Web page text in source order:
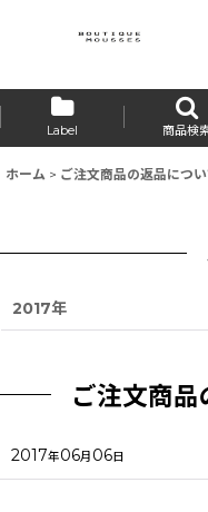
Label 商品検
ホーム > ご注文商品の返品につ
ご注文商品
2017年06月 06日
2017年